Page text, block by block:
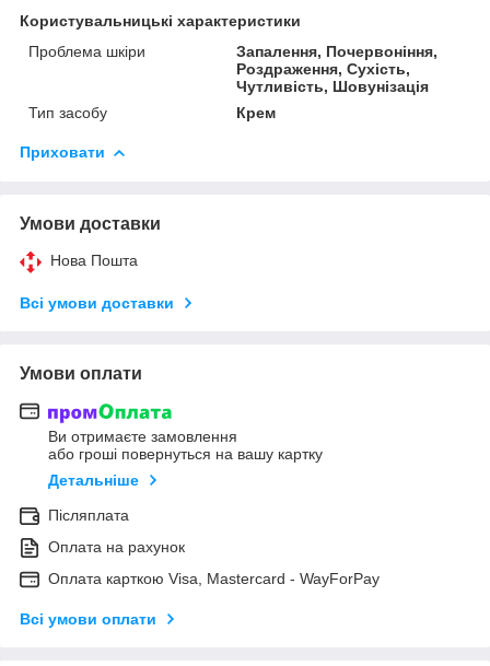
Користувальницькі характеристики
Проблема шкіри
Запалення, Почервоніння,
Роздраження, Сухість,
Чутливість, Шовунізація
Тип засобу
Крем
Приховати
Умови доставки
Нова Пошта
Всі умови доставки
Умови оплати
Ви отримаєте замовлення
або гроші повернуться на вашу картку
Детальніше
Післяплата
Оплата на рахунок
Оплата карткою Visa, Mastercard - WayForPay
Всі умови оплати